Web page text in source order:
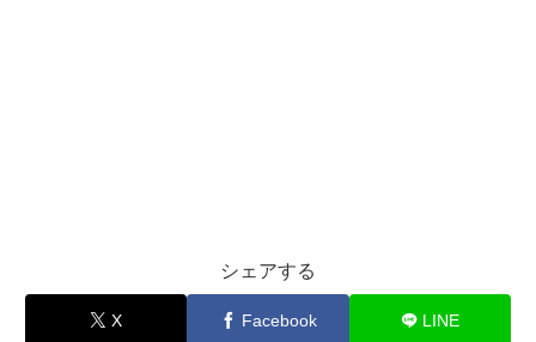
シェアする
X Facebook LINE